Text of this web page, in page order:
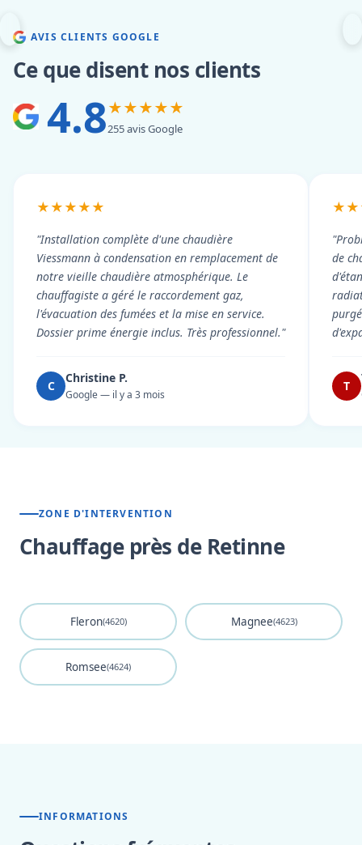
AVIS CLIENTS GOOGLE
Ce que disent nos clients
4.8★★★★★
255 avis Google
★★★★★
"Installation complète d'une chaudière
Viessmann à condensation en remplacement de
notre vieille chaudière atmosphérique. Le
chauffagiste a géré le raccordement gaz,
l'évacuation des fumées et la mise en service.
Dossier prime énergie inclus. Très professionnel."
C
Christine P.
Google — il y a 3 mois
de
T
ZONE D'INTERVENTION
Chauffage près de Retinne
Fleron(4620) Magnee(4623)
Romsee(4624)
INFORMATIONS